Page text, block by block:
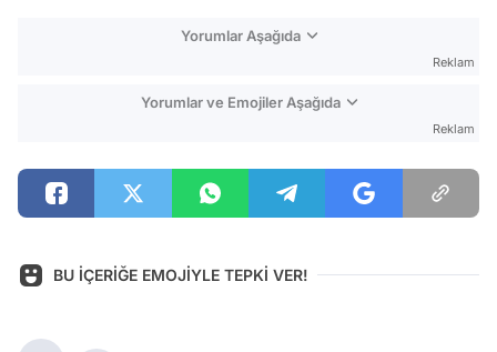
Yorumlar Aşağıda
Reklam
Yorumlar ve Emojiler Aşağıda
Reklam
BU İÇERİĞE EMOJİYLE TEPKİ VER!